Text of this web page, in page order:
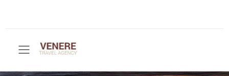
Toggle mobile menu